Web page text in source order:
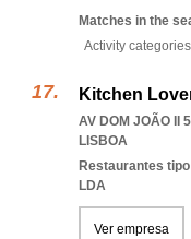
Matches in the
Activity
Kitchen
AV DOM JOÃO II
LISBOA
Restaurantes
LDA
Ver empresa